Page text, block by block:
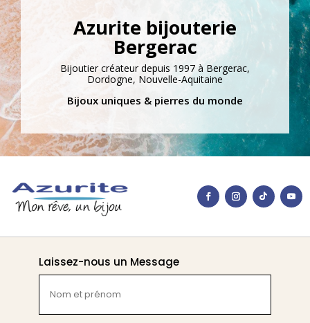
Azurite bijouterie
Bergerac
Bijoutier créateur depuis 1997 à Bergerac,
Dordogne, Nouvelle-Aquitaine
Bijoux uniques & pierres du monde
Laissez-nous un Message
et
prénom